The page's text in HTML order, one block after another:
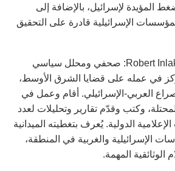
المؤيدة لإسرائيل، بالإضافة إلى
الإسرائيلية قادرة على التحقيق
*روبرت إنلاكيش Robert Inlakesh: صحفي ومحلل سياسي
في عمله على قضايا الشرق الأوسط،
العربي-الإسرائيلي. أقام وعمل في
وكتب وقدّم تقارير وتحليلات لعدد
الدولية. يُعرف بتغطيته الميدانية
الإسرائيلية والغربية في المنطقة،
الوثائقية المهمة.